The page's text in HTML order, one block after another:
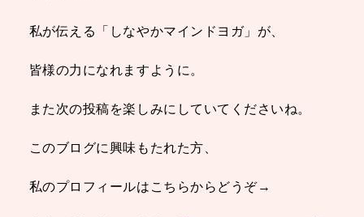
私が伝える「しなやかマインドヨガ」が、
皆様の力になれますように。
また次の投稿を楽しみにしていてくださいね。
このブログに興味もたれた方、
私のプロフィールはこちらからどうぞ→